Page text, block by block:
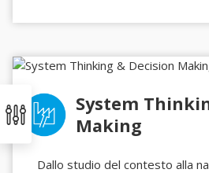
System
Making
Dallo studio del contesto alla